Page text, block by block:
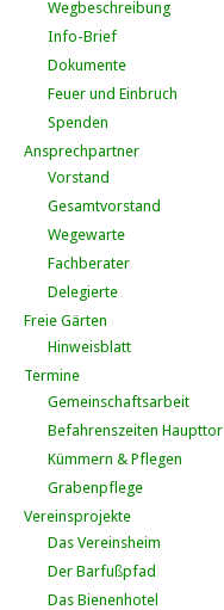
Wegbeschreibung
Info-Brief
Dokumente
Feuer und Einbruch
Spenden
Ansprechpartner
Vorstand
Gesamtvorstand
Wegewarte
Fachberater
Delegierte
Freie Gärten
Hinweisblatt
Termine
Gemeinschaftsarbeit
Befahrenszeiten Haupttor
Kümmern & Pflegen
Grabenpflege
Vereinsprojekte
Das Vereinsheim
Der Barfußpfad
Das Bienenhotel